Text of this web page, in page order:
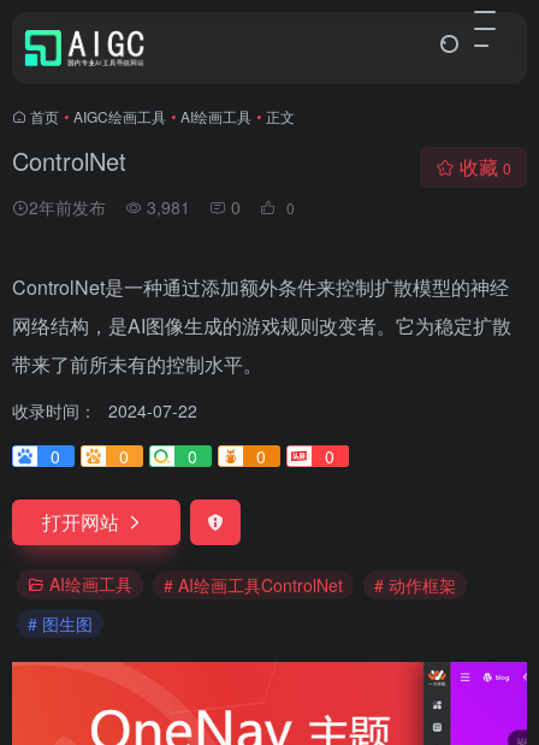
首页 • AIGC绘画工具 • AI绘画工具 • 正文
ControlNet
2年前发布 3,981 0 0
收藏 0
ControlNet是一种通过添加额外条件来控制扩散模型的神经
网络结构，是AI图像生成的游戏规则改变者。它为稳定扩散
带来了前所未有的控制水平。
收录时间：
2024-07-22
0
0 0 0 0
打开网站
AI绘画工具 # AI绘画工具ControlNet
# 动作框架
# 图生图